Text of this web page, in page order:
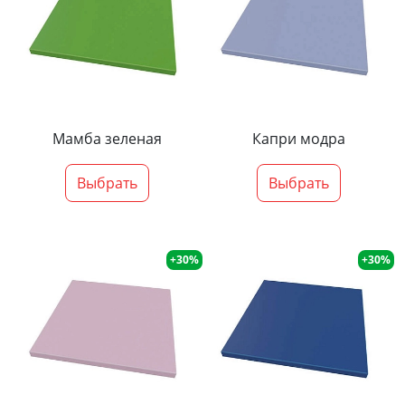
Мамба зеленая
Выбрать
Капри модра
Выбрать
+30% +30%